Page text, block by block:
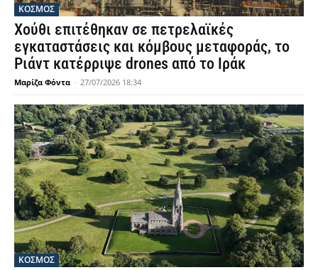
ΚΟΣΜΟΣ
Χούθι επιτέθηκαν σε πετρελαϊκές
εγκαταστάσεις και κόμβους μεταφοράς, το
Ριάντ κατέρριψε drones από το Ιράκ
Μαρίζα Φόντα - 27/07/2026 18:34
ΚΟΣΜΟΣ